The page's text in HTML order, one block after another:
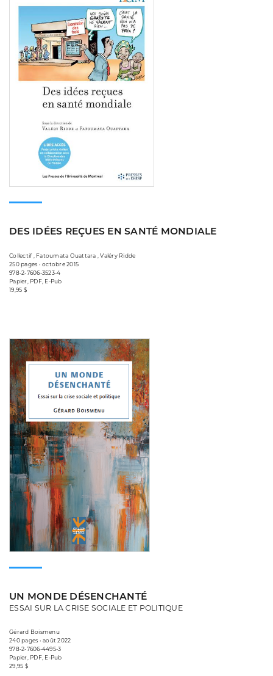
DES IDÉES REÇUES EN SANTÉ MONDIALE
Collectif , Fatoumata Ouattara , Valéry Ridde
250 pages • octobre 2015
978-2-7606-3523-4
Papier, PDF, E-Pub
19,95 $
UN MONDE DÉSENCHANTÉ
ESSAI SUR LA CRISE SOCIALE ET POLITIQUE
Gérard Boismenu
240 pages • août 2022
978-2-7606-4495-3
Papier, PDF, E-Pub
29,95 $